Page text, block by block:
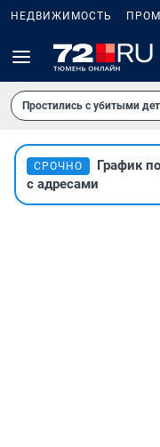
НЕДВИЖИМОСТЬ
Простились с убитыми
СРОЧНО
График
с адресами